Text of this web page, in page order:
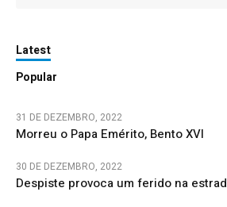
Latest
Popular
31 DE DEZEMBRO, 2022
Morreu o Papa Emérito, Bento XVI
30 DE DEZEMBRO, 2022
Despiste provoca um ferido na